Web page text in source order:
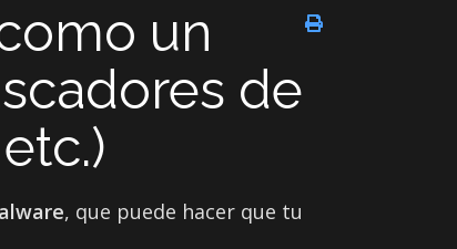
un
de
, que puede hacer que tu